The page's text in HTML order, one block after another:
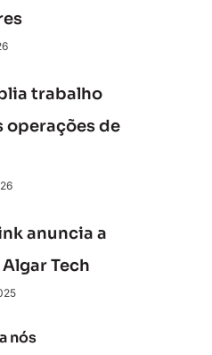
trabalho
operações de
anuncia a
Tech
nós